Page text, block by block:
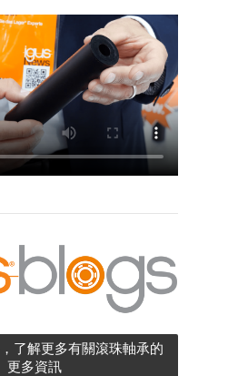
了解更多有關滾珠軸承的
更多資訊